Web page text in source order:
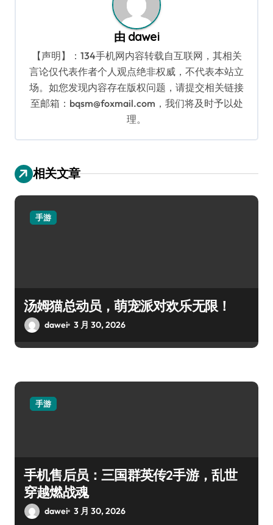
由 dawei
【声明】：134手机网内容转载自互联网，其相关
言论仅代表作者个人观点绝非权威，不代表本站立
场。如您发现内容存在版权问题，请提交相关链接
至邮箱：bqsm@foxmail.com，我们将及时予以处
理。
相关文章
手游
汤姆猫总动员，萌宠派对欢乐无限！
dawei 3 月 30, 2026
手游
手机售后员：三国群英传2手游，乱世
穿越燃战魂
dawei 3 月 30, 2026